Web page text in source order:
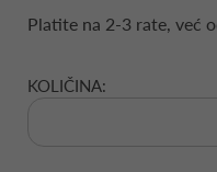
Platite na 2-3 rate, već
KOLIČINA: